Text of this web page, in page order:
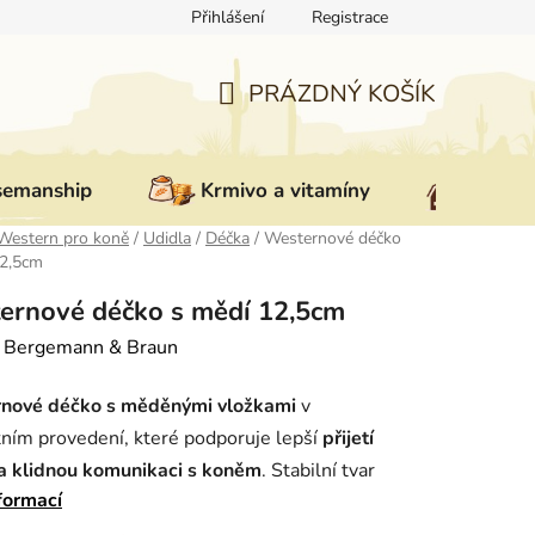
Reklamace Doprava a platba
Přihlášení Registrace
NÁKUPNÍ
KOŠÍK
PRÁZDNÝ KOŠÍK
Krmivo a vitamíny
pro koně / Udidla / Déčka / Westernové déčko
déčko s mědí 12,5cm
Bergemann & Braun
déčko s měděnými vložkamiv
provedení, které podporuje lepší přijetí
klidnou komunikaci s koněm. Stabilní tvar
přesné vedení a je vhodný pro každodenní